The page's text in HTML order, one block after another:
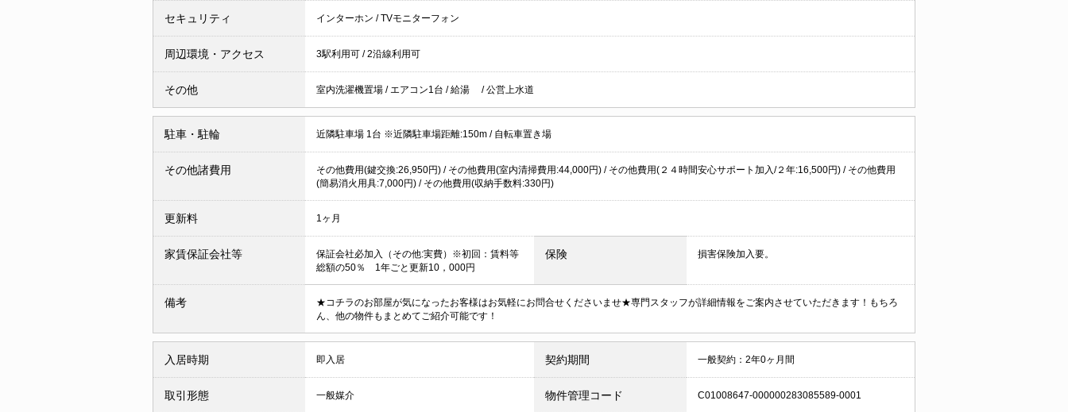
セキュリティ インターホン /TVモニターフォン
周辺環境・アクセス 3駅利用可 /2沿線利用可
その他 室内洗濯機置場 / エアコン1台 /給湯 /公営上水道
駐車・駐輪 近隣駐車場 1台 ※近隣駐車場距離:150m / 自転車置き場
その他諸費用
その他費用(鍵交換:26,950円) / その他費用(室内清掃費用:44,000円) / その他費用(２４時間安心サポート加入/２年:16,500円) / その他費用
(簡易消火用具:7,000円) / その他費用(収納手数料:330円)
更新料 1ヶ月
家賃保証会社等
保証会社必加入（その他:実費）※初回：賃料等
総額の50％ 1年ごと更新10，000円
保険 損害保険加入要。
備考
★コチラのお部屋が気になったお客様はお気軽にお問合せくださいませ★専門スタッフが詳細情報をご案内させていただきます！もちろ
ん、他の物件もまとめてご紹介可能です！
入居時期 即入居 契約期間 一般契約：2年0ヶ月間
取引形態 一般媒介 物件管理コード C01008647-000000283085589-0001